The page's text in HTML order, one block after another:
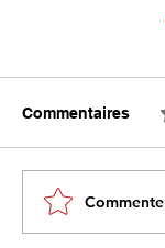
Ceuta :
la bataille
Commentaires